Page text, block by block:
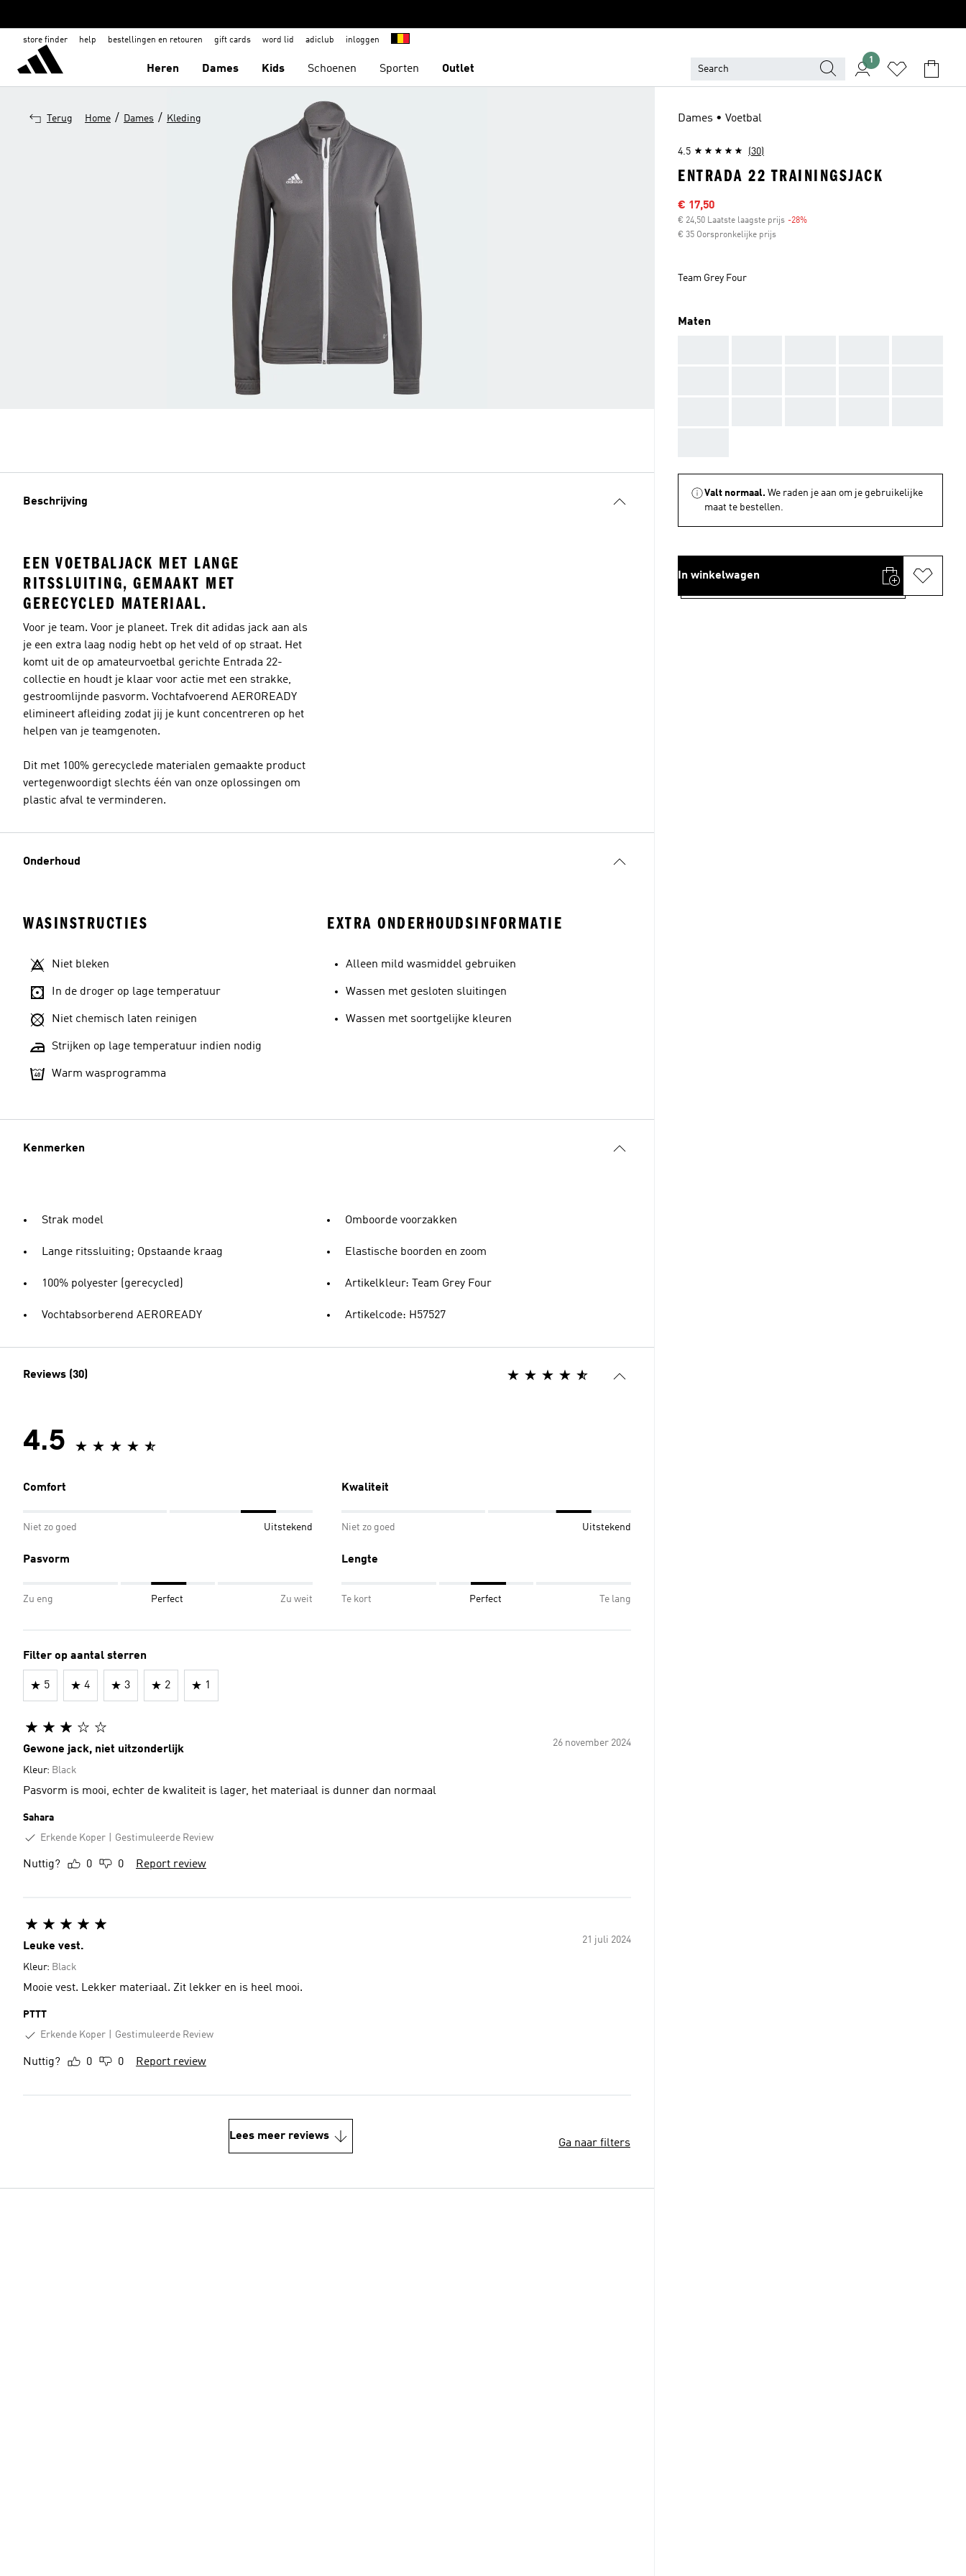
store finder help bestellingen en retouren gift cards word lid adiclub inloggen
Heren Dames Kids Schoenen Sporten Outlet
1
Terug Home / Dames / Kleding
Beschrijving
EEN VOETBALJACK MET LANGE
RITSSLUITING, GEMAAKT MET
GERECYCLED MATERIAAL.
Voor je team. Voor je planeet. Trek dit adidas jack aan als
je een extra laag nodig hebt op het veld of op straat. Het
komt uit de op amateurvoetbal gerichte Entrada 22-
collectie en houdt je klaar voor actie met een strakke,
gestroomlijnde pasvorm. Vochtafvoerend AEROREADY
elimineert afleiding zodat jij je kunt concentreren op het
helpen van je teamgenoten.
Dit met 100% gerecyclede materialen gemaakte product
vertegenwoordigt slechts één van onze oplossingen om
plastic afval te verminderen.
Onderhoud
WASINSTRUCTIES
Niet bleken
In de droger op lage temperatuur
Niet chemisch laten reinigen
Strijken op lage temperatuur indien nodig
Warm wasprogramma
EXTRA ONDERHOUDSINFORMATIE
Alleen mild wasmiddel gebruiken
Wassen met gesloten sluitingen
Wassen met soortgelijke kleuren
Kenmerken
Strak model
Lange ritssluiting; Opstaande kraag
100% polyester (gerecycled)
Vochtabsorberend AEROREADY
Omboorde voorzakken
Elastische boorden en zoom
Artikelkleur: Team Grey Four
Artikelcode: H57527
Reviews (30)
4.5
Comfort
Niet zo goed Uitstekend
Kwaliteit
Niet zo goed Uitstekend
Pasvorm
Zu eng Perfect Zu weit
Lengte
Te kort Perfect Te lang
Filter op aantal sterren
5 4 3 2 1
26 november 2024
Gewone jack, niet uitzonderlijk
Kleur: Black
Pasvorm is mooi, echter de kwaliteit is lager, het materiaal is dunner dan normaal
Sahara
Erkende Koper
Gestimuleerde Review
Nuttig? 0 0 Report review
21 juli 2024
Leuke vest.
Kleur: Black
Mooie vest. Lekker materiaal. Zit lekker en is heel mooi.
PTTT
Erkende Koper
Gestimuleerde Review
Nuttig? 0 0 Report review
Lees meer reviews
Ga naar filters
Dames • Voetbal
4.5 (30)
ENTRADA 22 TRAININGSJACK
Sale price
€ 17,50
€ 24,50 Laatste laagste prijs -28%
€ 35 Oorspronkelijke prijs
Team Grey Four
Maten
Valt normaal. We raden je aan om je gebruikelijke
maat te bestellen.
In winkelwagen